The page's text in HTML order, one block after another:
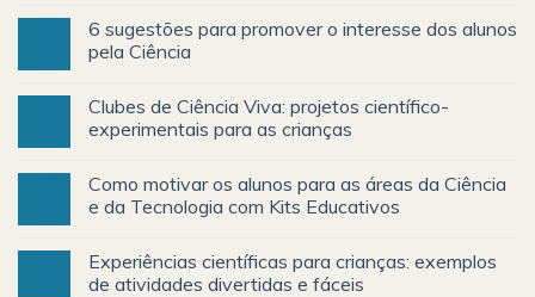
6 sugestões para promover o interesse dos alunos
pela Ciência
Clubes de Ciência Viva: projetos científico-
experimentais para as crianças
Como motivar os alunos para as áreas da Ciência
e da Tecnologia com Kits Educativos
Experiências científicas para crianças: exemplos
de atividades divertidas e fáceis